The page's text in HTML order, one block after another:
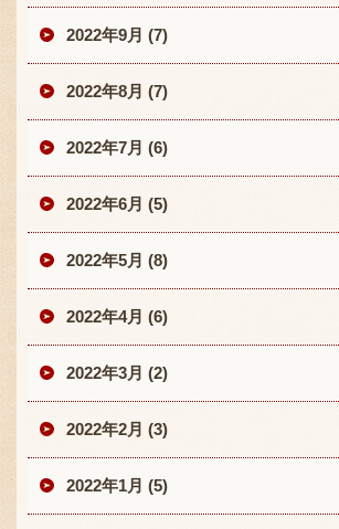
2022年9月 (7)
2022年8月 (7)
2022年7月 (6)
2022年6月 (5)
2022年5月 (8)
2022年4月 (6)
2022年3月 (2)
2022年2月 (3)
2022年1月 (5)